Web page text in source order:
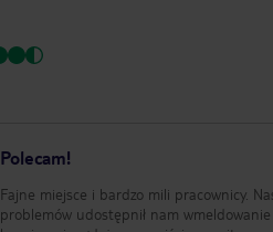
Polecam!
Fajne miejsce i bardzo mili pracownicy.
problemów udostępnił nam